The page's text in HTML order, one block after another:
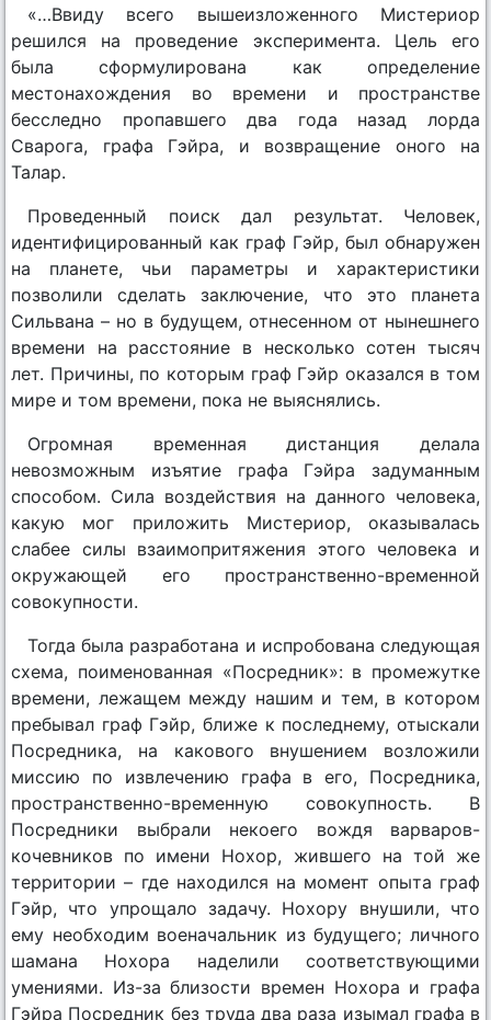
«…Ввиду всего вышеизложенного Мистериор
решился на проведение эксперимента. Цель его
была сформулирована как определение
местонахождения во времени и пространстве
бесследно пропавшего два года назад лорда
Сварога, графа Гэйра, и возвращение оного на
Талар.
Проведенный поиск дал результат. Человек,
идентифицированный как граф Гэйр, был обнаружен
на планете, чьи параметры и характеристики
позволили сделать заключение, что это планета
Сильвана – но в будущем, отнесенном от нынешнего
времени на расстояние в несколько сотен тысяч
лет. Причины, по которым граф Гэйр оказался в том
мире и том времени, пока не выяснялись.
Огромная временная дистанция делала
невозможным изъятие графа Гэйра задуманным
способом. Сила воздействия на данного человека,
какую мог приложить Мистериор, оказывалась
слабее силы взаимопритяжения этого человека и
окружающей его пространственно-временной
совокупности.
Тогда была разработана и испробована следующая
схема, поименованная «Посредник»: в промежутке
времени, лежащем между нашим и тем, в котором
пребывал граф Гэйр, ближе к последнему, отыскали
Посредника, на какового внушением возложили
миссию по извлечению графа в его, Посредника,
пространственно-временную совокупность. В
Посредники выбрали некоего вождя варваров-
кочевников по имени Нохор, жившего на той же
территории – где находился на момент опыта граф
Гэйр, что упрощало задачу. Нохору внушили, что
ему необходим военачальник из будущего; личного
шамана Нохора наделили соответствующими
умениями. Из-за близости времен Нохора и графа
Гэйра Посредник без труда два раза изымал графа в